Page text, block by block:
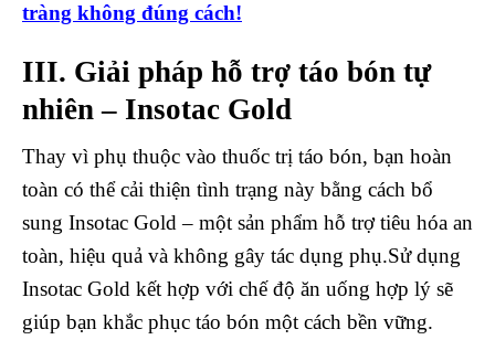
tràng không đúng cách!
III. Giải pháp hỗ trợ táo bón tự
nhiên – Insotac Gold
Thay vì phụ thuộc vào thuốc trị táo bón, bạn hoàn
toàn có thể cải thiện tình trạng này bằng cách bổ
sung Insotac Gold – một sản phẩm hỗ trợ tiêu hóa an
toàn, hiệu quả và không gây tác dụng phụ.Sử dụng
Insotac Gold kết hợp với chế độ ăn uống hợp lý sẽ
giúp bạn khắc phục táo bón một cách bền vững.